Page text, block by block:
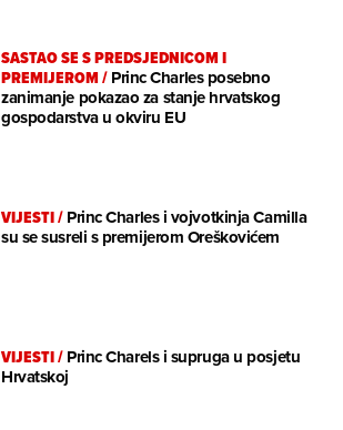
SASTAO SE S PREDSJEDNICOM I
PREMIJEROM/Princ Charles posebno
zanimanje pokazao za stanje hrvatskog
gospodarstva u okviru EU
VIJESTI/Princ Charles i vojvotkinja Camilla
su se susreli s premijerom Oreškovićem
VIJESTI/Princ Charels i supruga u posjetu
Hrvatskoj